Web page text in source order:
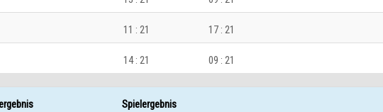
11 : 21 17 : 21
14 : 21 09 : 21
Spielergebnis